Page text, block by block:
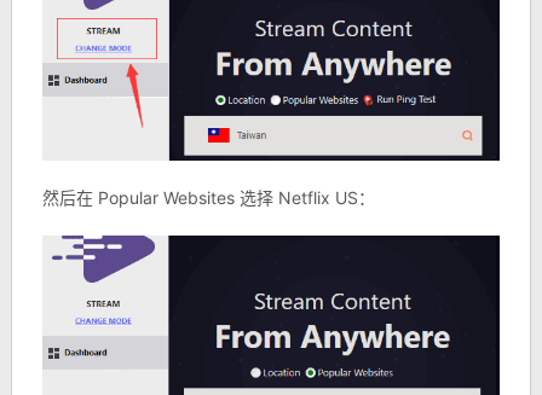
然后在 Popular Websites 选择 Netflix US：